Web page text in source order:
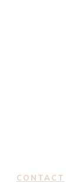
CONTACT